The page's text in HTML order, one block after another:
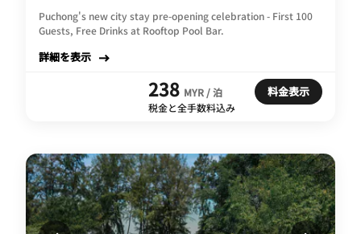
Puchong's new city stay pre-opening celebration - First 100
Guests, Free Drinks at Rooftop Pool Bar.
詳細を表示
238 MYR / 泊
税金と全手数料込み
料金表示